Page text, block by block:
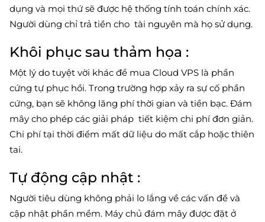
dụng và mọi thứ sẽ được hệ thống tính toán chính xác.
Người dùng chỉ trả tiền cho tài nguyên mà họ sử dụng.
Khôi phục sau thảm họa :
Một lý do tuyệt vời khác để mua Cloud VPS là phần
cứng tự phục hồi. Trong trường hợp xảy ra sự cố phần
cứng, bạn sẽ không lãng phí thời gian và tiền bạc. Đám
mây cho phép các giải pháp tiết kiệm chi phí đơn giản.
Chi phí tại thời điểm mất dữ liệu do mất cắp hoặc thiên
tai.
Tự động cập nhật :
Người tiêu dùng không phải lo lắng về các vấn đề và
cập nhật phần mềm. Máy chủ đám mây được đặt ở